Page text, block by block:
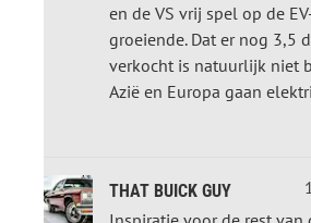
en de VS vrij spel op de
groeiende. Dat er nog 3,5
verkocht is natuurlijk niet
Azië en Europa gaan
THAT BUICK GUY